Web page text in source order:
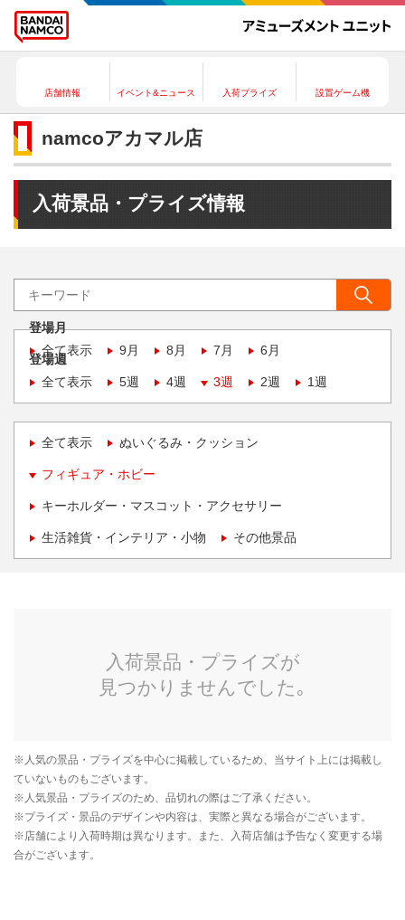
店舗情報 イベント&ニュース 入荷プライズ 設置ゲーム機
namcoアカマル店
入荷景品・プライズ情報
登場月
全て表示
9月 8月 7月 6月
登場週
全て表示
5週 4週 3週 2週 1週
全て表示 ぬいぐるみ・クッション
フィギュア・ホビー
キーホルダー・マスコット・アクセサリー
生活雑貨・インテリア・小物 その他景品